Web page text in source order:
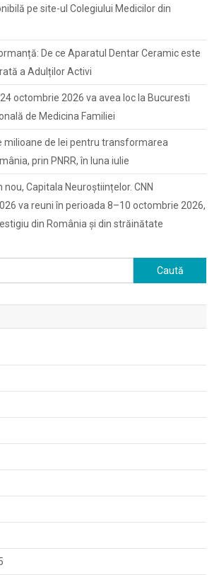
pe site-ul Colegiului Medicilor din
De ce Aparatul Dentar Ceramic este
a Adulților Activi
octombrie 2026 va avea loc la Bucuresti
de Medicina Familiei
milioane de lei pentru transformarea
prin PNRR, în luna iulie
nou, Capitala Neuroștiințelor. CNN
va reuni în perioada 8–10 octombrie 2026,
din România și din străinătate
Caută
după: